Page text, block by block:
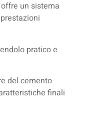
un sistema
pratico e
del cemento
finali